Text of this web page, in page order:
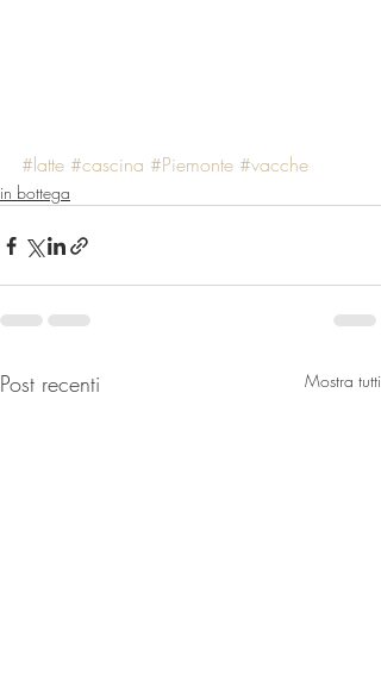
#latte #cascina #Piemonte #vacche
in bottega
Post recenti Mostra tutti